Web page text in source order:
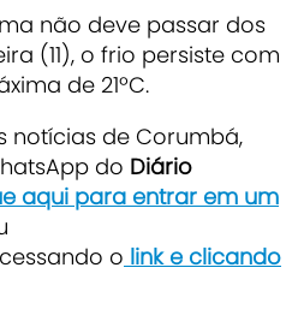
não deve passar dos
(11), o frio persiste com
de 21ºC.
notícias de Corumbá,
do Diário
aqui para entrar em um
o link e clicando